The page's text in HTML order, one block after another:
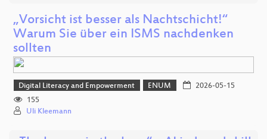
„Vorsicht ist besser als Nachtschicht!“
Warum Sie über ein ISMS nachdenken
sollten
Digital Literacy and Empowerment ENUM
2026-05-15
155
Uli Kleemann